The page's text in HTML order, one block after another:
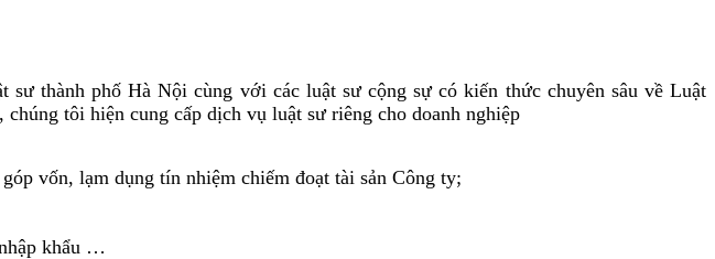
thành phố Hà Nội cùng với các luật sư cộng sự có kiến thức chuyên sâu về Luật
tôi hiện cung cấp dịch vụ luật sư riêng cho doanh nghiệp
vốn, lạm dụng tín nhiệm chiếm đoạt tài sản Công ty;
khẩu …